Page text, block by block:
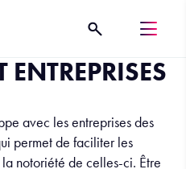
avec les entreprises des
permet de faciliter les
notoriété de celles-ci. Être